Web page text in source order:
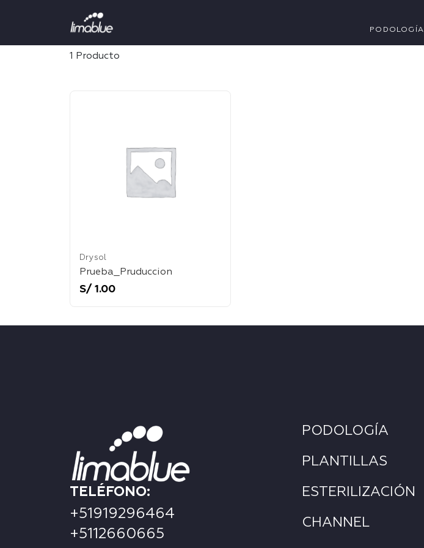
PODOLOGÍA
1 Producto
Drysol
Prueba_Pruduccion
S/ 1.00
TELÉFONO:
+51919296464
+5112660665
PODOLOGÍA
PLANTILLAS
ESTERILIZACIÓN
CHANNEL